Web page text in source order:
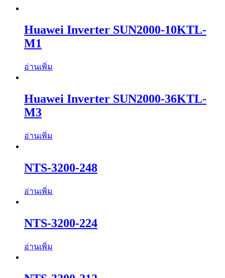
Huawei Inverter SUN2000-10KTL-
M1
อ่านเพิ่ม
Huawei Inverter SUN2000-36KTL-
M3
อ่านเพิ่ม
NTS-3200-248
อ่านเพิ่ม
NTS-3200-224
อ่านเพิ่ม